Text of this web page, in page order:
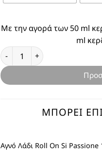
Με την αγορά των 50 ml
ml
Θυμίζει Si Passione ποσότητα
ΜΠΟΡΕΊ
Αγνό Λάδι Roll On Si Passione